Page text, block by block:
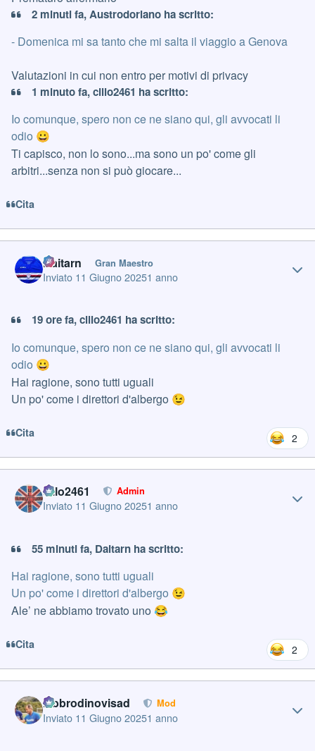
2 minuti fa, Austrodoriano ha scritto:
- Domenica mi sa tanto che mi salta il viaggio a Genova
Valutazioni in cui non entro per motivi di privacy
1 minuto fa, cillo2461 ha scritto:
Io comunque, spero non ce ne siano qui, gli avvocati li
odio 😀
Ti capisco, non lo sono...ma sono un po' come gli
arbitri...senza non si può giocare...
Cita
Daitarn Gran Maestro
Inviato 11 Giugno 20251 anno
19 ore fa, cillo2461 ha scritto:
Io comunque, spero non ce ne siano qui, gli avvocati li
odio 😀
Hai ragione, sono tutti uguali
Un po' come i direttori d'albergo 😉
Cita 2
cillo2461 Admin
Inviato 11 Giugno 20251 anno
55 minuti fa, Daitarn ha scritto:
Hai ragione, sono tutti uguali
Un po' come i direttori d'albergo 😉
Ale’ ne abbiamo trovato uno 😂
Cita 2
labbrodinovisad Mod
Inviato 11 Giugno 20251 anno